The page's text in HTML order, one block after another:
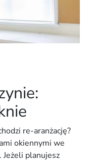
re-aranżację?
okiennymi we
planujesz